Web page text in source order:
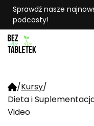
Sprawdź nasze
podcasty!
/Kursy/
Dieta i
Video